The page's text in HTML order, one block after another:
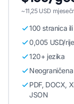
~11,25 USD
100 stranica
0,005 USD/
120+ jezika
PDF, DOCX,
JSON